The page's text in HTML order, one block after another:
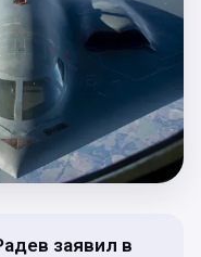
заявил в